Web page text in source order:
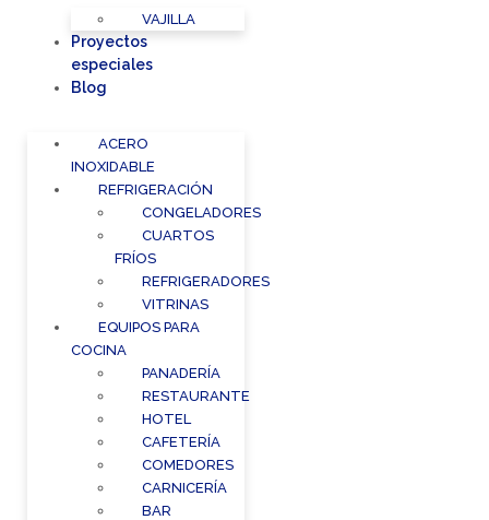
VAJILLA
Proyectos
especiales
Blog
ACERO
INOXIDABLE
REFRIGERACIÓN
CONGELADORES
CUARTOS
FRÍOS
REFRIGERADORES
VITRINAS
EQUIPOS PARA
COCINA
PANADERÍA
RESTAURANTE
HOTEL
CAFETERÍA
COMEDORES
CARNICERÍA
BAR